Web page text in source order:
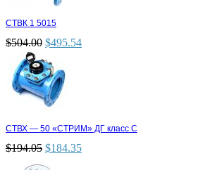
СТВК 1 5015
$504.00 $495.54
СТВХ — 50 «СТРИМ» ДГ класс С
$194.05 $184.35